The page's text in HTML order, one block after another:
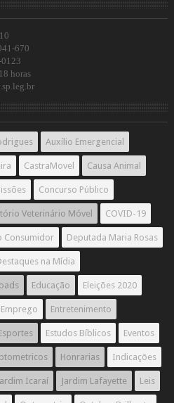
670
horas
Auxílio Emergencial
CastraMovel Causa Animal
Concurso Público
Veterinário Móvel COVID-19
Consumidor Deputada Maria Rosas
na Mídia
Educação Eleições 2020
Emprego Entretenimento
Estudos Bíblicos Eventos
Honrarias Indicações
Icaraí Jardim Lafayette Leis